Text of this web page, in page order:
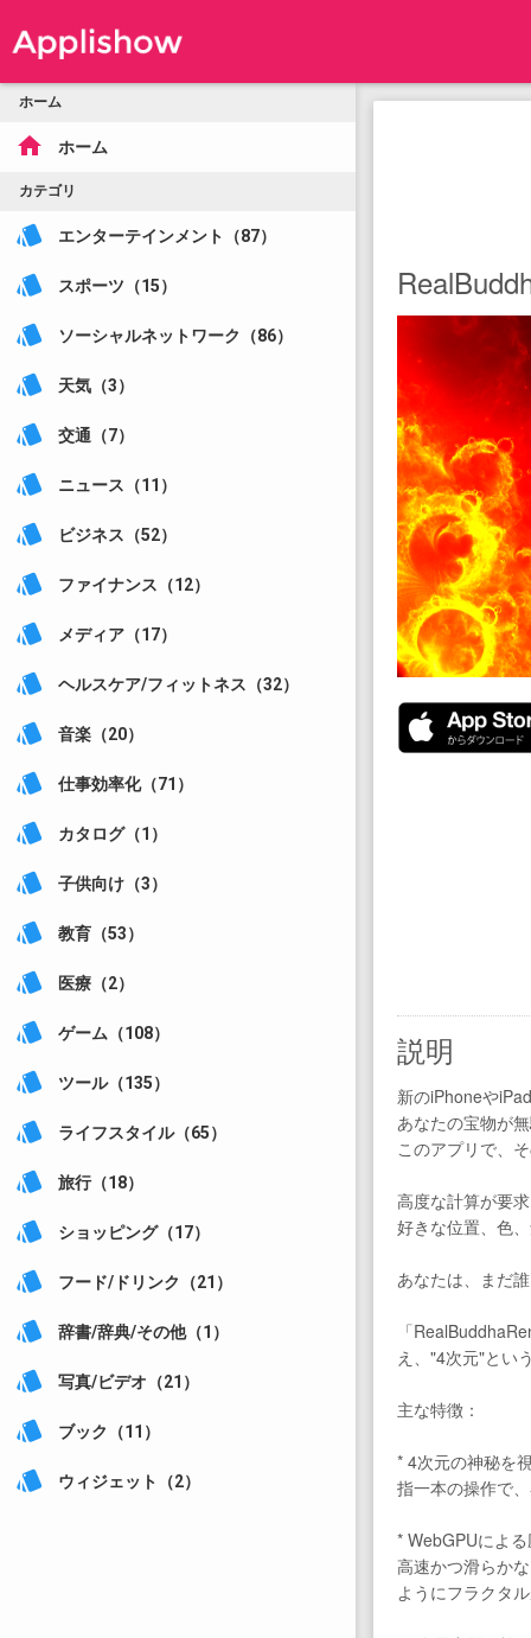
ホーム
home ホーム
カテゴリ
style エンターテインメント（87）
style スポーツ（15）
style ソーシャルネットワーク（86）
style 天気（3）
style 交通（7）
style ニュース（11）
style ビジネス（52）
style ファイナンス（12）
style メディア（17）
style ヘルスケア/フィットネス（32）
style 音楽（20）
style 仕事効率化（71）
style カタログ（1）
style 子供向け（3）
style 教育（53）
style 医療（2）
style ゲーム（108）
style ツール（135）
style ライフスタイル（65）
style 旅行（18）
style ショッピング（17）
style フード/ドリンク（21）
style 辞書/辞典/その他（1）
style 写真/ビデオ（21）
style ブック（11）
style ウィジェット（2）
説明
新のiPhoneや
あなたの宝物が
このアプリで、
高度な計算が要
好きな位置、色
あなたは、まだ
「
え、"4次元"とい
主な特徴：
* 4次元の神秘を
指一本の操作で
* WebGPUによ
高速かつ滑らか
ようにフラクタ